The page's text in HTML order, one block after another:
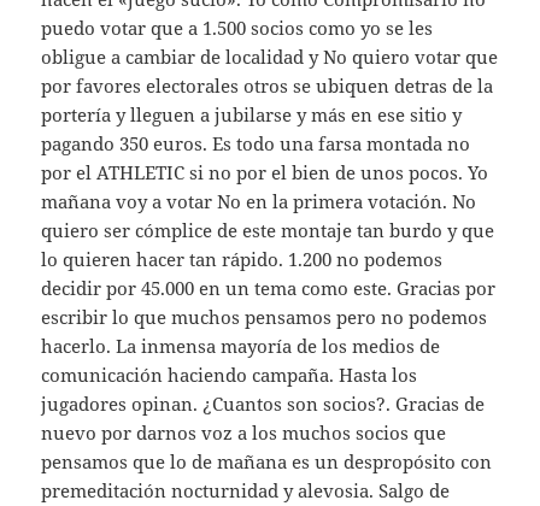
puedo votar que a 1.500 socios como yo se les
obligue a cambiar de localidad y No quiero votar que
por favores electorales otros se ubiquen detras de la
portería y lleguen a jubilarse y más en ese sitio y
pagando 350 euros. Es todo una farsa montada no
por el ATHLETIC si no por el bien de unos pocos. Yo
mañana voy a votar No en la primera votación. No
quiero ser cómplice de este montaje tan burdo y que
lo quieren hacer tan rápido. 1.200 no podemos
decidir por 45.000 en un tema como este. Gracias por
escribir lo que muchos pensamos pero no podemos
hacerlo. La inmensa mayoría de los medios de
comunicación haciendo campaña. Hasta los
jugadores opinan. ¿Cuantos son socios?. Gracias de
nuevo por darnos voz a los muchos socios que
pensamos que lo de mañana es un despropósito con
premeditación nocturnidad y alevosia. Salgo de